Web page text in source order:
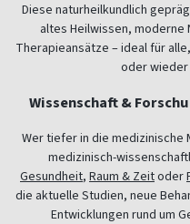
Diese naturheilkundlich
altes Heilwissen, moderne
Therapieansätze – ideal für
oder
Wissenschaft &
Wer tiefer in die medizinische
medizinisch-
Gesundheit, Raum & Zeitoder
die aktuelle Studien, neue
Entwicklungen rund um